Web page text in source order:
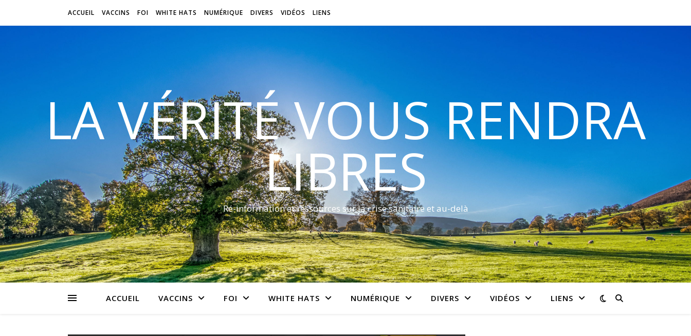
ACCUEIL VACCINS FOI WHITE HATS NUMÉRIQUE DIVERS VIDÉOS LIENS
LA VÉRITÉ VOUS RENDRA
LIBRES
Ré-information et ressources sur la crise sanitaire et au-delà
ACCUEIL VACCINS FOI WHITE HATS NUMÉRIQUE DIVERS VIDÉOS LIENS